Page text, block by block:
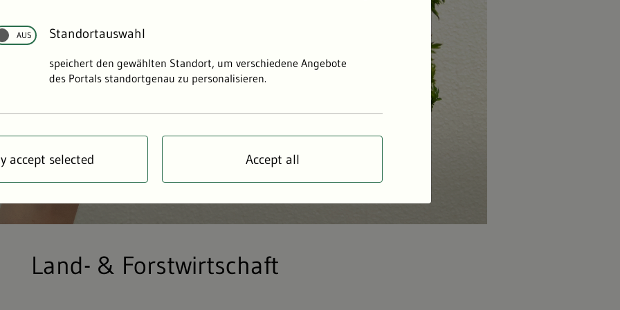
Land- & Forstwirtschaft
Standortauswahl
speichert den gewählten Standort, um verschiedene Angebote
des Portals standortgenau zu personalisieren.
accept selected Accept all